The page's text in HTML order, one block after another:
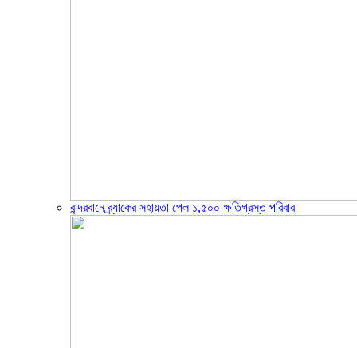
বান্দরবানে ব্র্যাকের সহায়তা পেল ১,৫০০ ক্ষতিগ্রস্ত পরিবার